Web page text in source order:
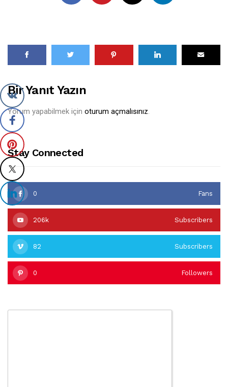
Bir Yanıt Yazın
Yorum yapabilmek için oturum açmalısınız.
Stay Connected
0 Fans
206k Subscribers
82 Subscribers
0 Followers